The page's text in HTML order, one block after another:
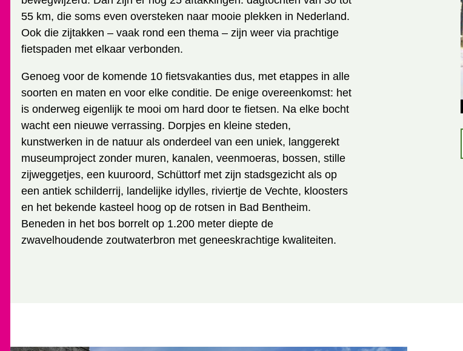
55 km, die soms even oversteken naar mooie plekken in Nederland.
Ook die zijtakken – vaak rond een thema – zijn weer via prachtige
fietspaden met elkaar verbonden.
Genoeg voor de komende 10 fietsvakanties dus, met etappes in alle
soorten en maten en voor elke conditie. De enige overeenkomst: het
is onderweg eigenlijk te mooi om hard door te fietsen. Na elke bocht
wacht een nieuwe verrassing. Dorpjes en kleine steden,
kunstwerken in de natuur als onderdeel van een uniek, langgerekt
museumproject zonder muren, kanalen, veenmoeras, bossen, stille
zijweggetjes, een kuuroord, Schüttorf met zijn stadsgezicht als op
een antiek schilderrij, landelijke idylles, riviertje de Vechte, kloosters
en het bekende kasteel hoog op de rotsen in Bad Bentheim.
Beneden in het bos borrelt op 1.200 meter diepte de
zwavelhoudende zoutwaterbron met geneeskrachtige kwaliteiten.